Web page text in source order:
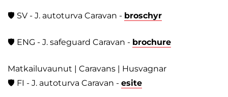
🛡️ SV - J. autoturva Caravan - broschyr
🛡️ ENG - J. safeguard Caravan - brochure
Matkailuvaunut | Caravans | Husvagnar
🛡️ FI - J. autoturva Caravan - esite